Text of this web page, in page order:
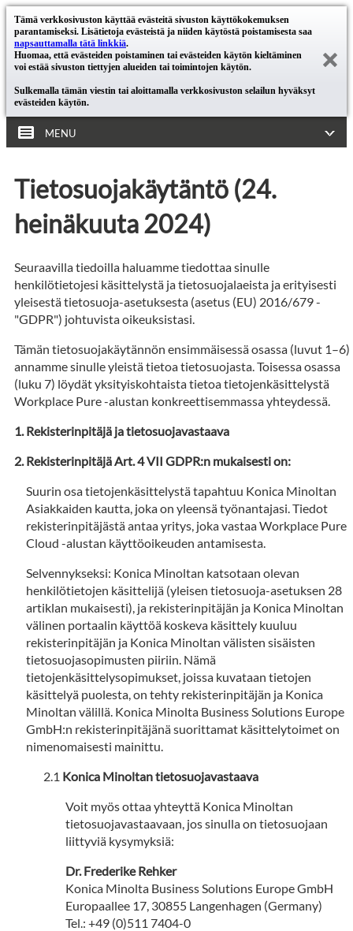
Tämä verkkosivuston käyttää evästeitä sivuston käyttökokemuksen
parantamiseksi. Lisätietoja evästeistä ja niiden käytöstä poistamisesta saa
napsauttamalla tätä linkkiä.
Huomaa, että evästeiden poistaminen tai evästeiden käytön kieltäminen
voi estää sivuston tiettyjen alueiden tai toimintojen käytön.
Sulkemalla tämän viestin tai aloittamalla verkkosivuston selailun hyväksyt
evästeiden käytön.
MENU
Tietosuojakäytäntö (24.
heinäkuuta 2024)
Seuraavilla tiedoilla haluamme tiedottaa sinulle
henkilötietojesi käsittelystä ja tietosuojalaeista ja erityisesti
yleisestä tietosuoja-asetuksesta (asetus (EU) 2016/679 -
"GDPR") johtuvista oikeuksistasi.
Tämän tietosuojakäytännön ensimmäisessä osassa (luvut 1–6)
annamme sinulle yleistä tietoa tietosuojasta. Toisessa osassa
(luku 7) löydät yksityiskohtaista tietoa tietojenkäsittelystä
Workplace Pure -alustan konkreettisemmassa yhteydessä.
Rekisterinpitäjä ja tietosuojavastaava
Rekisterinpitäjä Art. 4 VII GDPR:n mukaisesti on:
Suurin osa tietojenkäsittelystä tapahtuu Konica Minoltan
Asiakkaiden kautta, joka on yleensä työnantajasi. Tiedot
rekisterinpitäjästä antaa yritys, joka vastaa Workplace Pure
Cloud -alustan käyttöoikeuden antamisesta.
Selvennykseksi: Konica Minoltan katsotaan olevan
henkilötietojen käsittelijä (yleisen tietosuoja-asetuksen 28
artiklan mukaisesti), ja rekisterinpitäjän ja Konica Minoltan
välinen portaalin käyttöä koskeva käsittely kuuluu
rekisterinpitäjän ja Konica Minoltan välisten sisäisten
tietosuojasopimusten piiriin. Nämä
tietojenkäsittelysopimukset, joissa kuvataan tietojen
käsittelyä puolesta, on tehty rekisterinpitäjän ja Konica
Minoltan välillä. Konica Minolta Business Solutions Europe
GmbH:n rekisterinpitäjänä suorittamat käsittelytoimet on
nimenomaisesti mainittu.
Konica Minoltan tietosuojavastaava
Voit myös ottaa yhteyttä Konica Minoltan
tietosuojavastaavaan, jos sinulla on tietosuojaan
liittyviä kysymyksiä:
Dr. Frederike Rehker
Konica Minolta Business Solutions Europe GmbH
Europaallee 17, 30855 Langenhagen (Germany)
Tel.: +49 (0)511 7404-0